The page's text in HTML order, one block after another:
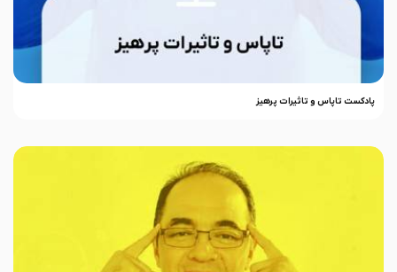
پادکست تاپاس و تاثیرات پرهیز